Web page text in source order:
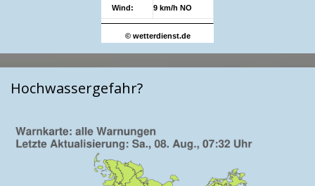
Wind: 9 km/h NO
© wetterdienst.de
Hochwassergefahr?